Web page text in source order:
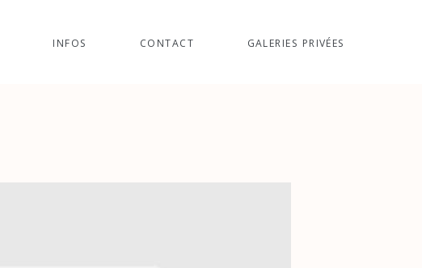
INFOS CONTACT GALERIES PRIVÉES